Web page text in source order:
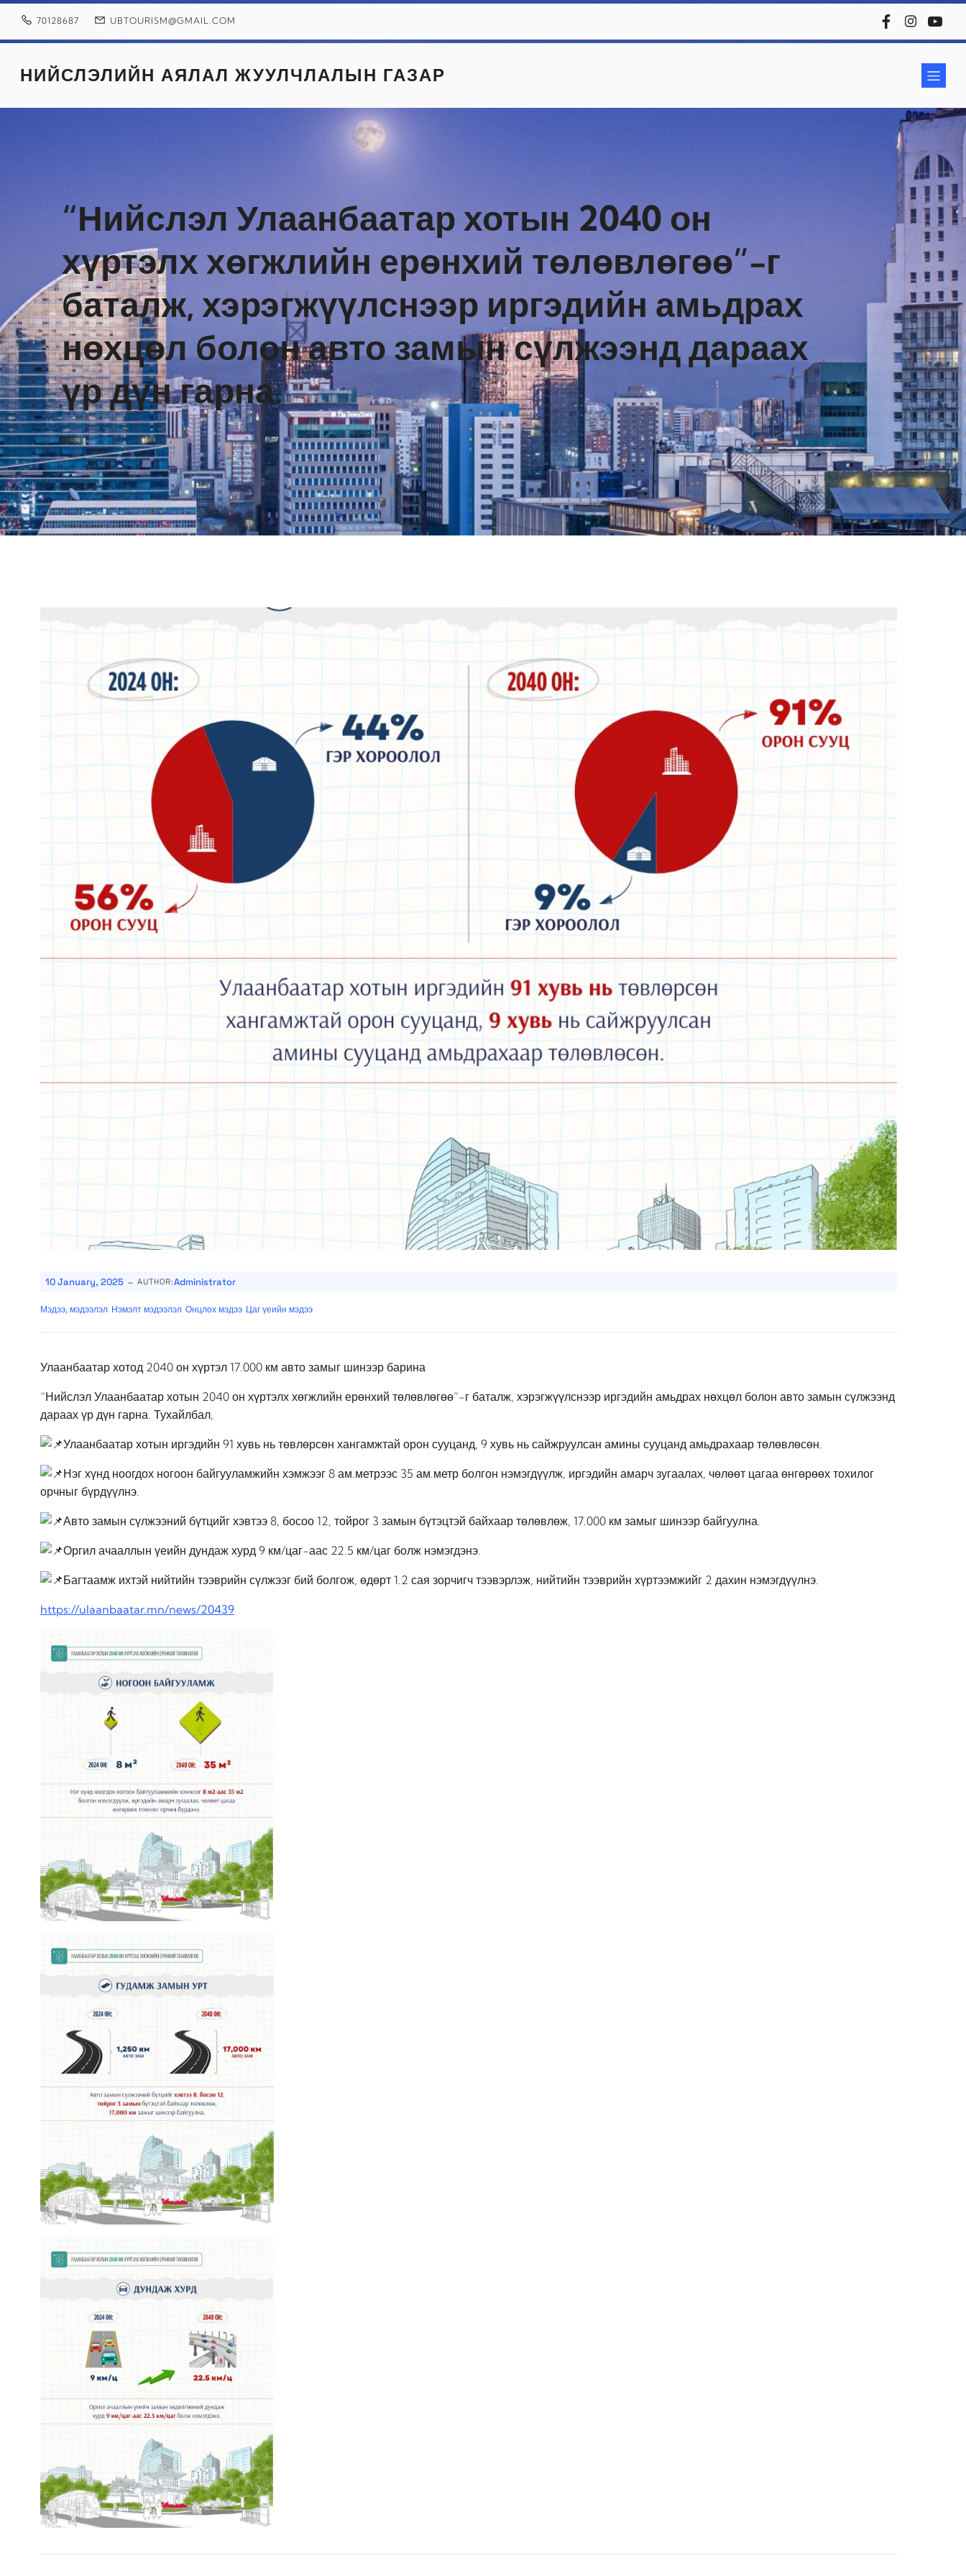
Skip
70128687 UBTOURISM@GMAIL.COM
НИЙСЛЭЛИЙН АЯЛАЛ ЖУУЛЧЛАЛЫН ГАЗАР
“Нийслэл Улаанбаатар хотын 2040 он
хүртэлх хөгжлийн ерөнхий төлөвлөгөө”-г
баталж, хэрэгжүүлснээр иргэдийн амьдрах
нөхцөл болон авто замын сүлжээнд дараах
үр дүн гарна.
10 January, 2025 - AUTHOR:Administrator
Мэдээ, мэдээлэл Нэмэлт мэдээлэл Онцлох мэдээ Цаг үеийн мэдээ
Улаанбаатар хотод 2040 он хүртэл 17.000 км авто замыг шинээр барина
“Нийслэл Улаанбаатар хотын 2040 он хүртэлх хөгжлийн ерөнхий төлөвлөгөө”-г баталж, хэрэгжүүлснээр иргэдийн амьдрах нөхцөл болон авто замын сүлжээнд
дараах үр дүн гарна. Тухайлбал,
Улаанбаатар хотын иргэдийн 91 хувь нь төвлөрсөн хангамжтай орон сууцанд, 9 хувь нь сайжруулсан амины сууцанд амьдрахаар төлөвлөсөн.
Нэг хүнд ноогдох ногоон байгууламжийн хэмжээг 8 ам.метрээс 35 ам.метр болгон нэмэгдүүлж, иргэдийн амарч зугаалах, чөлөөт цагаа өнгөрөөх тохилог
орчныг бүрдүүлнэ.
Авто замын сүлжээний бүтцийг хэвтээ 8, босоо 12, тойрог 3 замын бүтэцтэй байхаар төлөвлөж, 17.000 км замыг шинээр байгуулна.
Оргил ачааллын үеийн дундаж хурд 9 км/цаг-аас 22.5 км/цаг болж нэмэгдэнэ.
Багтаамж ихтэй нийтийн тээврийн сүлжээг бий болгож, өдөрт 1.2 сая зорчигч тээвэрлэж, нийтийн тээврийн хүртээмжийг 2 дахин нэмэгдүүлнэ.
https://ulaanbaatar.mn/news/20439